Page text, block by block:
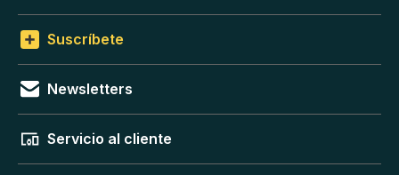
Suscríbete
Newsletters
Servicio al cliente